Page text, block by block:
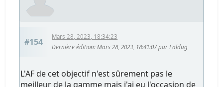
#154
Mars 28, 2023, 18:34:23
Dernière édition: Mars 28, 2023, 18:41:07 par Faldug
L'AF de cet objectif n'est sûrement pas le
meilleur de la gamme mais j'ai eu l'occasion de